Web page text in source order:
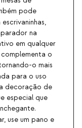
pode
escrivaninhas,
na
em qualquer
o
o mais
para o uso
decoração de
especial que
use um pano e